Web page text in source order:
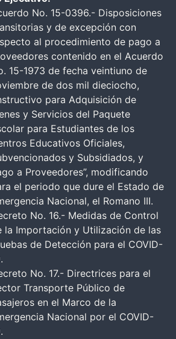
No. 15-0396.- Disposiciones
y de excepción con
al procedimiento de pago a
contenido en el Acuerdo
15-1973 de fecha veintiuno de
de dos mil dieciocho,
para Adquisición de
y Servicios del Paquete
para Estudiantes de los
Educativos Oficiales,
y Subsidiados, y
a Proveedores”, modificando
el periodo que dure el Estado de
Nacional, el Romano III.
No. 16.- Medidas de Control
la Importación y Utilización de las
de Detección para el COVID-
No. 17.- Directrices para el
Transporte Público de
en el Marco de la
Nacional por el COVID-